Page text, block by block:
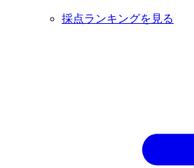
採点ランキングを見る